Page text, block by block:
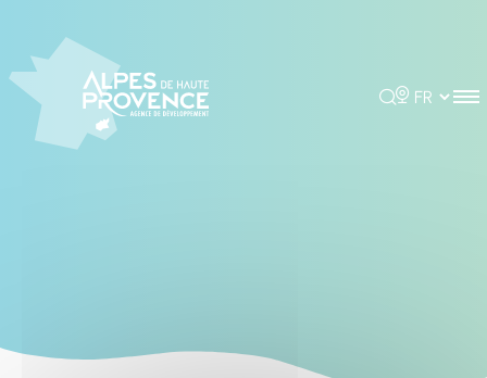
Rechercher
Choisir la